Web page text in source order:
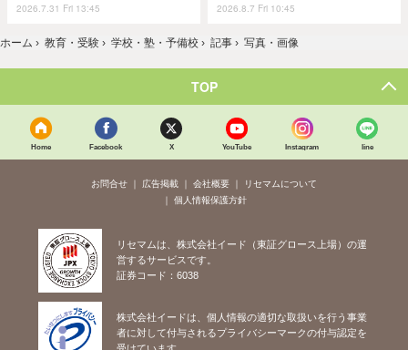
2026.7.31 Fri 13:45 2026.8.7 Fri 10:45
ホーム › 教育・受験 › 学校・塾・予備校 › 記事 › 写真・画像
TOP
Home Facebook X YouTube Instagram line
お問合せ 広告掲載 会社概要
リセマムについて
個人情報保護方針
リセマムは、株式会社イード（東証グロース上場）の運
営するサービスです。
証券コード：6038
株式会社イードは、個人情報の適切な取扱いを行う事業
者に対して付与されるプライバシーマークの付与認定を